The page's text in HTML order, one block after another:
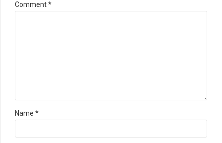
Comment*
Name *